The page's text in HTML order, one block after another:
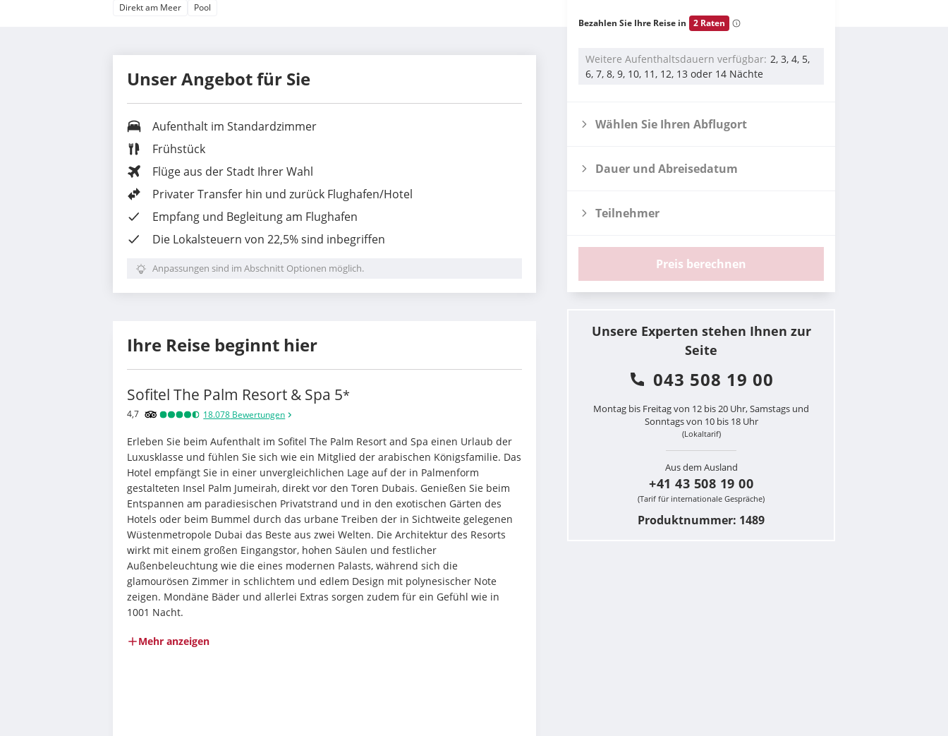
Direkt am Meer Pool
Bezahlen Sie Ihre Reise in 2 Raten
Weitere Aufenthaltsdauern verfügbar 2, 3, 4, 5,
6, 7, 8, 9, 10, 11, 12, 13 oder 14 Nächte
Wählen Sie Ihren Abflugort
Dauer und Abreisedatum
Teilnehmer
Preis berechnen
Unsere Experten stehen Ihnen zur
Seite
043 508 19 00
Montag bis Freitag von 12 bis 20 Uhr, Samstags und
Sonntags von 10 bis 18 Uhr
(Lokaltarif)
Aus dem Ausland
+41 43 508 19 00
(Tarif für internationale Gespräche)
Produktnummer: 1489
Unser Angebot für Sie
Aufenthalt im Standardzimmer
Frühstück
Flüge aus der Stadt Ihrer Wahl
Privater Transfer hin und zurück Flughafen/Hotel
Empfang und Begleitung am Flughafen
Die Lokalsteuern von 22,5%sind inbegriffen
Anpassungen sind im Abschnitt Optionen möglich.
Ihre Reise beginnt hier
Sofitel The Palm Resort & Spa 5*
4,7 18.078 Bewertungen
Erleben Sie beim Aufenthalt im Sofitel The Palm Resort and Spa einen Urlaub der
Luxusklasse und fühlen Sie sich wie ein Mitglied der arabischen Königsfamilie. Das
Hotel empfängt Sie in einer unvergleichlichen Lage auf der in Palmenform
gestalteten Insel Palm Jumeirah, direkt vor den Toren Dubais. Genießen Sie beim
Entspannen am paradiesischen Privatstrand und in den exotischen Gärten des
Hotels oder beim Bummel durch das urbane Treiben der in Sichtweite gelegenen
Wüstenmetropole Dubai das Beste aus zwei Welten. Die Architektur des Resorts
wirkt mit einem großen Eingangstor, hohen Säulen und festlicher
Außenbeleuchtung wie die eines modernen Palasts, während sich die
glamourösen Zimmer in schlichtem und edlem Design mit polynesischer Note
zeigen. Mondäne Bäder und allerlei Extras sorgen zudem für ein Gefühl wie in
1001 Nacht.
Mehr anzeigen